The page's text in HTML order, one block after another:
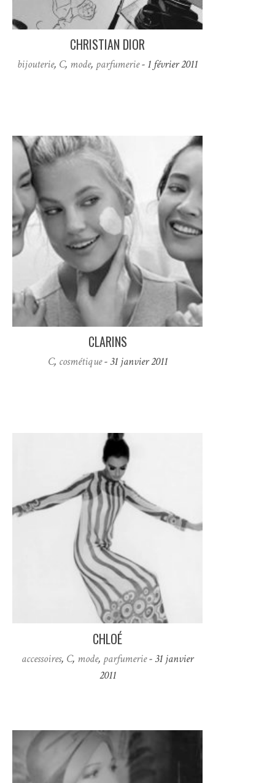
CHRISTIAN DIOR
bijouterie, C, mode, parfumerie- 1 février 2011
CLARINS
C, cosmétique- 31 janvier 2011
CHLOÉ
accessoires, C, mode, parfumerie- 31 janvier
2011